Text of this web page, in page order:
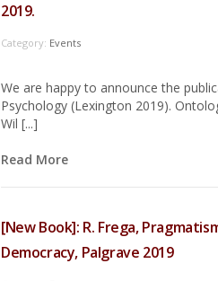
2019.
Category: Events
We are happy to announce the
Psychology (Lexington 2019).
Wil [...]
Read More
[New Book]: R. Frega,
Democracy, Palgrave 2019